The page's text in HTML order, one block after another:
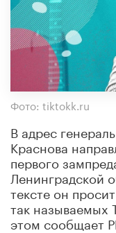
Фото: tiktokk.ru
В адрес
Краснова
первого
Ленинградской
тексте он
так называемых
этом сообщает